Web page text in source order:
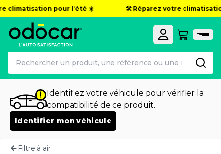
climatisation pour l'été ☀️ 🛠️ Réparez votre
Identifiez votre véhicule pour vérifier la
compatibilité de ce produit.
Identifier mon véhicule
Filtre à air